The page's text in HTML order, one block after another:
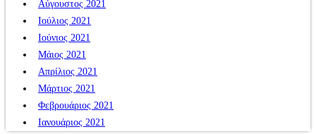
Αύγουστος 2021
Ιούλιος 2021
Ιούνιος 2021
Μάιος 2021
Απρίλιος 2021
Μάρτιος 2021
Φεβρουάριος 2021
Ιανουάριος 2021